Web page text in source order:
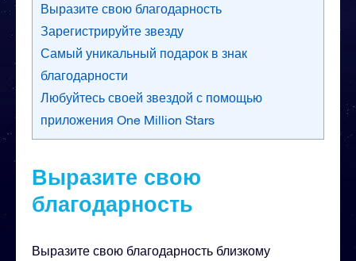
Выразите свою благодарность
Зарегистрируйте звезду
Самый уникальный подарок в знак
благодарности
Любуйтесь своей звездой с помощью
приложения One Million Stars
Выразите свою
благодарность
Выразите свою благодарность близкому